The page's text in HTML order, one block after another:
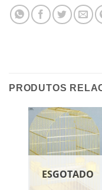
PRODUTOS
ESGOTADO